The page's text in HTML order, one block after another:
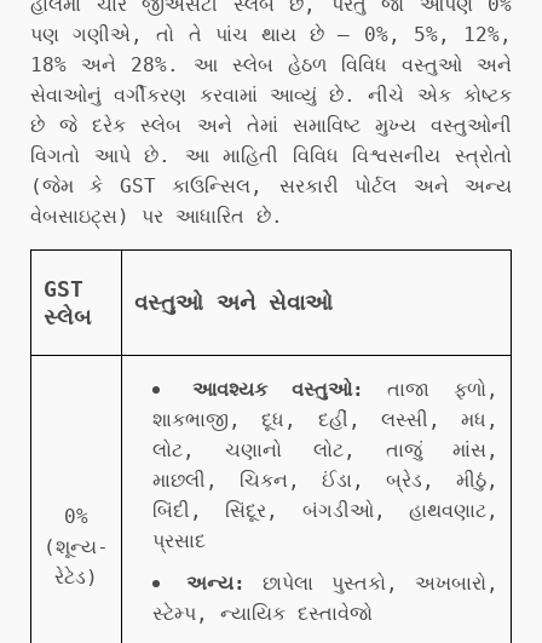
હાલમાં ચાર જીએસટી સ્લેબ છે, પરંતુ જો આપણે 0%
પણ ગણીએ, તો તે પાંચ થાય છે – 0%, 5%, 12%,
18% અને 28%. આ સ્લેબ હેઠળ વિવિધ વસ્તુઓ અને
સેવાઓનું વર્ગીકરણ કરવામાં આવ્યું છે. નીચે એક કોષ્ટક
છે જે દરેક સ્લેબ અને તેમાં સમાવિષ્ટ મુખ્ય વસ્તુઓની
વિગતો આપે છે. આ માહિતી વિવિધ વિશ્વસનીય સ્ત્રોતો
(જેમ કે GST કાઉન્સિલ, સરકારી પોર્ટલ અને અન્ય
વેબસાઇટ્સ) પર આધારિત છે.
GST
સ્લેબ
વસ્તુઓ અને સેવાઓ
0%
(શૂન્ય-
રેટેડ)
આવશ્યક વસ્તુઓ:
તાજા ફળો,
શાકભાજી, દૂધ, દહીં, લસ્સી, મધ,
લોટ, ચણાનો લોટ, તાજું માંસ,
માછલી, ચિકન, ઈંડા, બ્રેડ, મીઠું,
બિંદી, સિંદૂર, બંગડીઓ, હાથવણાટ,
પ્રસાદ
અન્ય:
છાપેલા પુસ્તકો, અખબારો,
સ્ટેમ્પ, ન્યાયિક દસ્તાવેજો